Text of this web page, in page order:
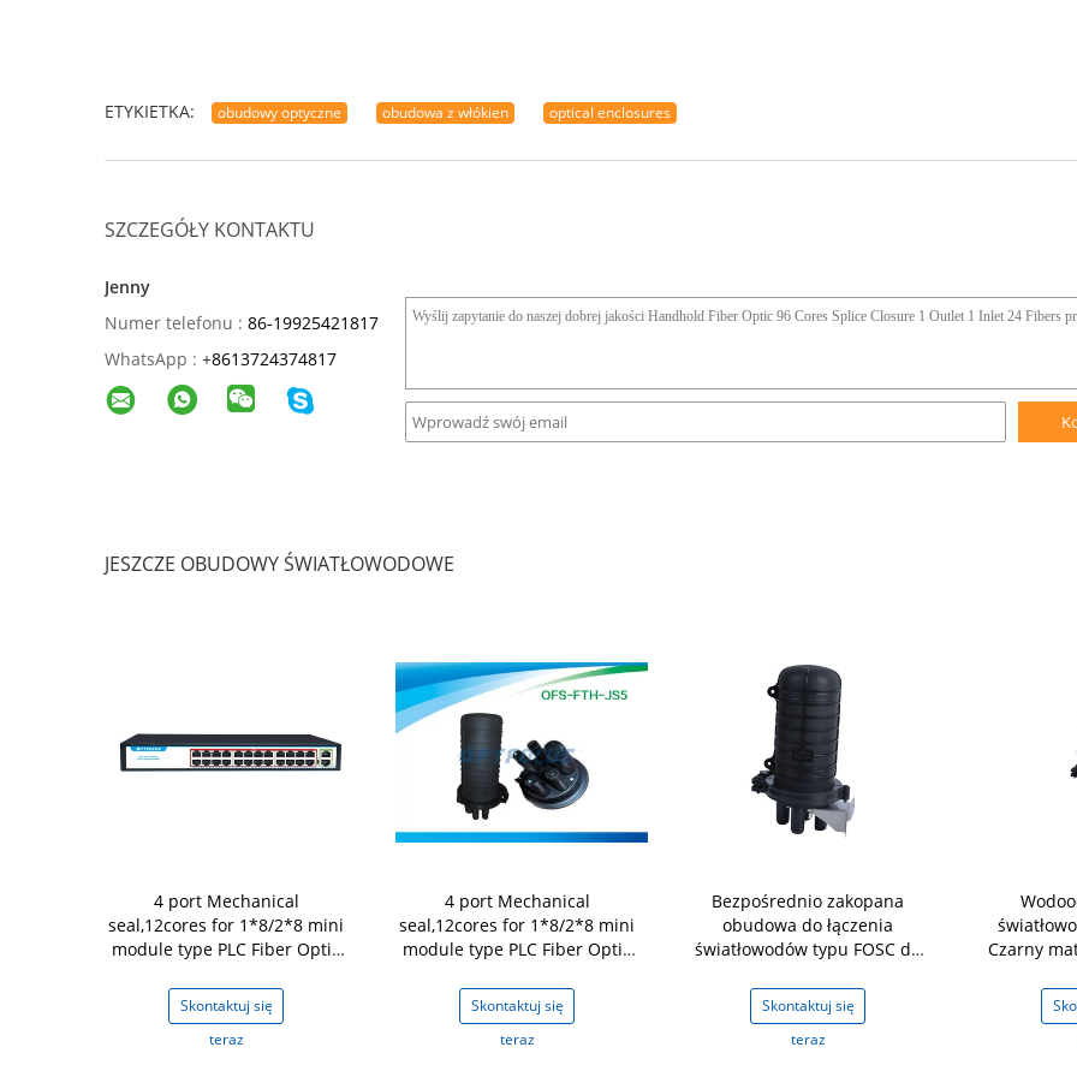
ETYKIETKA: obudowy optyczne obudowa z włókien optical enclosures
SZCZEGÓŁY KONTAKTU
Jenny
Numer telefonu : 86-19925421817
WhatsApp : +8613724374817
JESZCZE OBUDOWY ŚWIATŁOWODOWE
4 port Mechanical
seal,12cores for 1*8/2*8 mini
module type PLC Fiber Optic
Skontaktuj się
teraz
4 port Mechanical
seal,12cores for 1*8/2*8 mini
module type PLC Fiber Optic
Skontaktuj się
teraz
Bezpośrednio zakopana
obudowa do łączenia
światłowodów typu FOSC do
Skontaktuj się
teraz
Czarny